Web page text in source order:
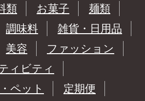
類 お菓子
麺類
調味料
雑貨・日用品
美容
ファッション
ィビティ
ペット
定期便